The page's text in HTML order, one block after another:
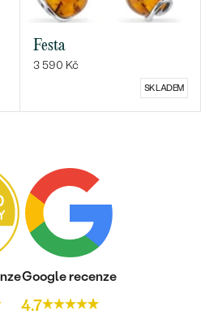
Festa
3 590 Kč
SKLADEM
Google recenze
4.7